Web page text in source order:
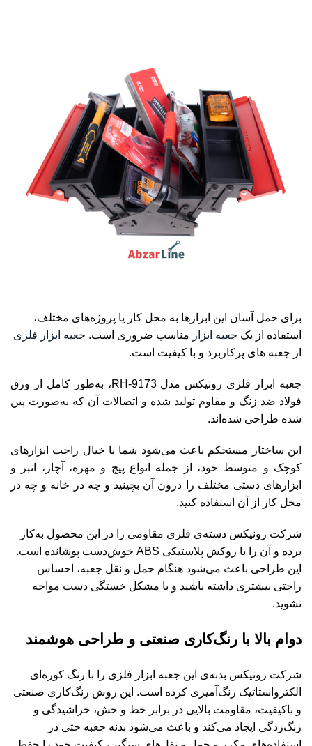
برای حمل آسان این ابزارها به محل کار یا پروژه‌های مختلف،
استفاده از یک جعبه ابزار مناسب ضروری است. جعبه ابزار فلزی
از جعبه های پرکاربرد و با کیفیت است.
جعبه ابزار فلزی رونیکس مدل RH-9173، به‌طور کامل از ورق
فولاد ضد زنگ و مقاوم تولید شده و اتصالات آن که به‌صورت پین
شده طراحی شده‌اند.
این ساختار مستحکم باعث می‌شود شما با خیال راحت ابزارهای
کوچک و متوسط خود، از جمله انواع پیچ و مهره، آچار، انبر و
ابزارهای دستی مختلف را درون آن بچینید و چه در خانه و چه در
محل کار از آن استفاده کنید.
شرکت رونیکس دسته‌ی فلزی مقاومی را در این محصول به‌کار
برده و آن را با روکش پلاستیکی ABS خوش‌دست پوشانده است.
این طراحی باعث می‌شود هنگام حمل و نقل جعبه، احساس
راحتی بیشتری داشته باشید و با مشکل خستگی دست مواجه
نشوید.
دوام بالا با رنگ‌کاری صنعتی و طراحی هوشمند
شرکت رونیکس بدنه‌ی این جعبه ابزار فلزی را با رنگ کوره‌ای
الکترواستاتیک رنگ‌آمیزی کرده است. این روش رنگ‌کاری صنعتی
و باکیفیت، مقاومت بالایی در برابر خط و خش، خراشیدگی و
زنگ‌زدگی ایجاد می‌کند و باعث می‌شود بدنه جعبه حتی در